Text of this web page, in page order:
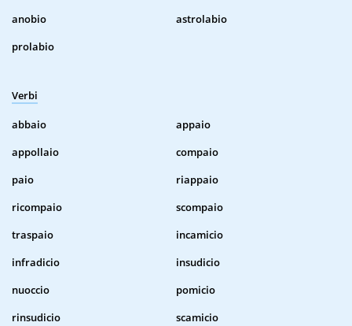
anobio
astrolabio
prolabio
Verbi
abbaio
appaio
appollaio
compaio
paio
riappaio
ricompaio
scompaio
traspaio
incamicio
infradicio
insudicio
nuoccio
pomicio
rinsudicio
scamicio